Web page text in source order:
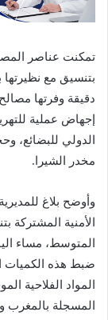
تمكنت عناصر
بتنسيق مع
دقيقة وفرتها
إجهاض عملية
مخدر الشيرا.
وأوضح بلاغ
الأمنية
المتوسط، مساء
ضبط هذه الكميات
المواد الفلاحية
المسجلة بالمغرب